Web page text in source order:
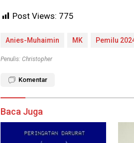
Post Views: 775
Anies-Muhaimin MK Pemilu
Penulis: Christopher
Komentar
Baca Juga